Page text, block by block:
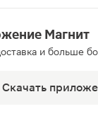
Магнит
и больше
Скачать